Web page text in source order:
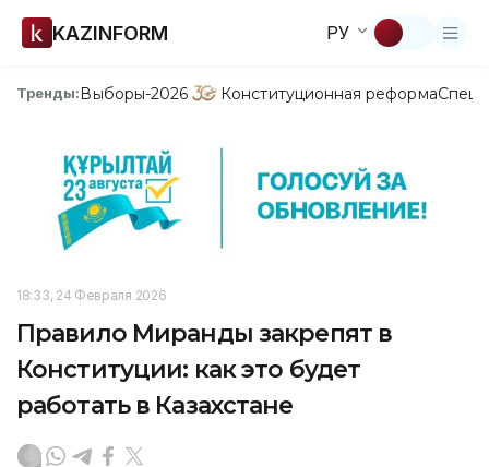
KAZINFORM РУ
Тренды:Выборы-2026 Конституционная реформа
18:33, 24 Февраля 2026
Правило Миранды закрепят в
Конституции: как это будет
работать в Казахстане